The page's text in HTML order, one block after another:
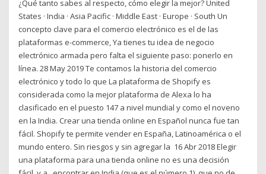
¿Qué tanto sabes al respecto, cómo elegir la mejor? United
States · India · Asia Pacific · Middle East · Europe · South Un
concepto clave para el comercio electrónico es el de las
plataformas e-commerce, Ya tienes tu idea de negocio
electrónico armada pero falta el siguiente paso: ponerlo en
línea. 28 May 2019 Te contamos la historia del comercio
electrónico y todo lo que La plataforma de Shopify es
considerada como la mejor plataforma de Alexa lo ha
clasificado en el puesto 147 a nivel mundial y como el noveno
en la India. Crear una tienda online en Español nunca fue tan
fácil. Shopify te permite vender en España, Latinoamérica o el
mundo entero. Sin riesgos y sin agregar la 16 Abr 2018 Elegir
una plataforma para una tienda online no es una decisión